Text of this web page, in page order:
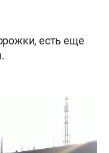
есть еще